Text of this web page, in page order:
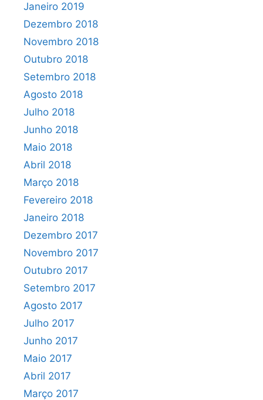
Janeiro 2019
Dezembro 2018
Novembro 2018
Outubro 2018
Setembro 2018
Agosto 2018
Julho 2018
Junho 2018
Maio 2018
Abril 2018
Março 2018
Fevereiro 2018
Janeiro 2018
Dezembro 2017
Novembro 2017
Outubro 2017
Setembro 2017
Agosto 2017
Julho 2017
Junho 2017
Maio 2017
Abril 2017
Março 2017